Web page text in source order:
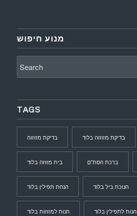
מנוע חיפוש
TAGS
בדיקת מזוזוה בדיקת מזוזוה בלוד
בית מזוזה בלוד ברכת הסת"ם
הנחת תפילין בלוד חנוכת ביל בלוד
חנות למזוזות בלוד חנות לתפילין בלוד